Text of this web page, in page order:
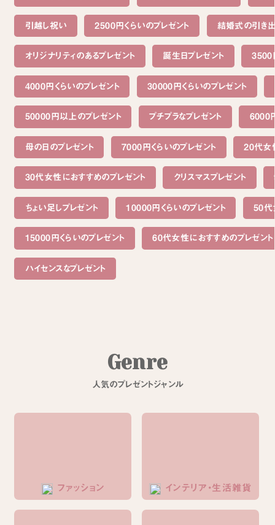
引越し祝い 2500円くらいのプレゼント 結婚式の引き
オリジナリティのあるプレゼント 誕生日プレゼント 3500
4000円くらいのプレゼント 30000円くらいのプレゼント
50000円以上のプレゼント プチプラなプレゼント 6000
母の日のプレゼント 7000円くらいのプレゼント 20代女
30代女性におすすめのプレゼント クリスマスプレゼント
ちょい足しプレゼント 10000円くらいのプレゼント 50代
15000円くらいのプレゼント 60代女性におすすめのプレゼント
ハイセンスなプレゼント
Genre
人 気のプレゼントジャ ンル
ファッション インテリア・生活雑貨